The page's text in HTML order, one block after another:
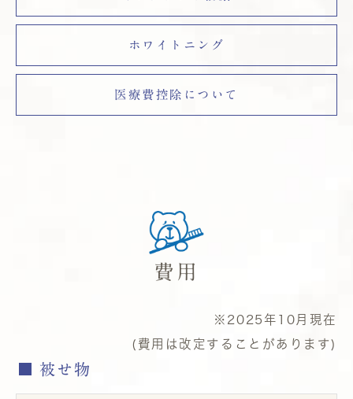
ホワイトニング
医療費控除について
費用
※2025年10月現在
(費用は改定することがあります)
被せ物